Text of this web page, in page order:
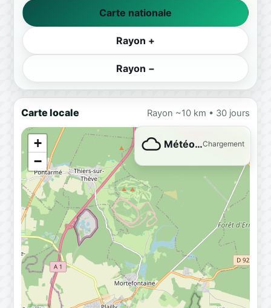
Carte nationale
Rayon +
Rayon −
Carte locale Rayon ~10 km • 30 jours
+
−
Météo…Chargement